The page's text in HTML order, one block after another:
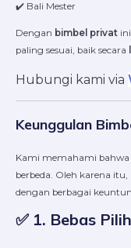
✔️ Bali Mester
Dengan bimbel privat
paling sesuai, baik secara
Hubungi kami via
Keunggulan
Kami memahami bahwa
berbeda. Oleh karena
dengan berbagai
✅ 1. Bebas